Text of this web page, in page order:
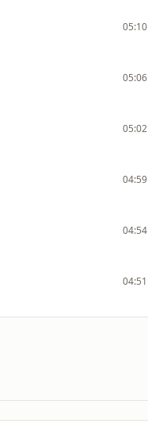
05:10
05:06
05:02
04:59
04:54
04:51